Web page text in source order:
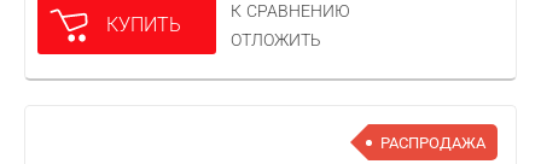
КУПИТЬ
К СРАВНЕНИЮ
ОТЛОЖИТЬ
РАСПРОДАЖА